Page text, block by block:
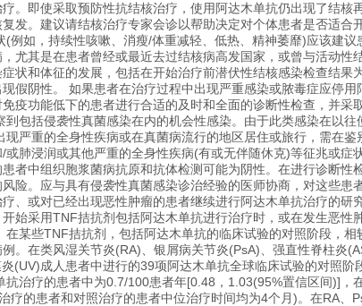
。即使采取预防性抗结核治疗，使用阿达木单抗仍出现了结核
发。建议请结核治疗专家会诊以帮助决定对个体患者是否适
例如，持续性咳嗽、消瘦/体重减轻、低热、精神萎靡)应该建
尤其是在患者曾经或最近去过结核病高发国家，或曾与活动
状和体征的发展，包括在开始治疗前潜伏性结核感染检查结果
假阴性。 如果患者在治疗过程中出现严重感染或脓毒症应停
疫功能低下的患者进行合适的及时和全面的诊断性检查，并采
包括侵袭性真菌感染在内的机会性感染。由于此类感染在以
严重的全身性疾病或在真菌病流行的地区居住或旅行，需在
肺浸润或其他严重的全身性疾病(有或无伴随休克)等征兆或症
者中组织胞浆菌病抗原和抗体检测可能为阴性。在进行诊断
险。应与具有侵袭性真菌感染诊治经验的医师协商，对这些患
、或对已经出现恶性肿瘤的患者继续进行阿达木单抗治疗的研
始采用TNF拮抗剂包括阿达木单抗进行治疗时，或在发生恶性
某些TNF拮抗剂，包括阿达木单抗的临床试验的对照阶段，
。在类风湿关节炎(RA)、银屑病关节炎(PsA)、强直性脊柱炎
(UV)成人患者中进行的39项阿达木单抗全球临床试验的对照
治疗的患者中为0.7/100患者年[0.48，1.03(95%置信区间)]，
疗的患者和对照治疗的患者中位治疗时间均为4个月)。在RA、